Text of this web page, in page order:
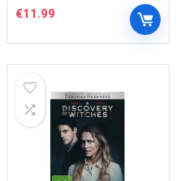
€11.99